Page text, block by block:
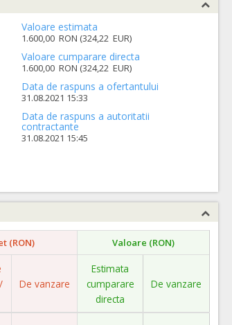
Valoare estimata
1.600,00 RON (324,22 EUR)
Valoare cumparare directa
1.600,00 RON (324,22 EUR)
Data de raspuns a ofertantului
31.08.2021 15:33
Data de raspuns a autoritatii
contractante
31.08.2021 15:45
(RON) Valoare (RON)
De vanzare
Estimata
cumparare
directa
De vanzare